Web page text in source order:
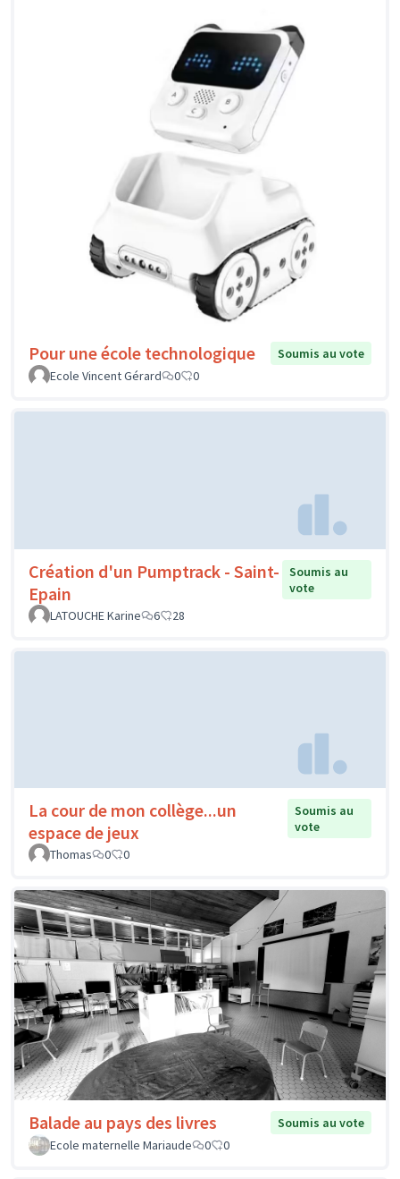
Pour une école technologique
Soumis au vote
Ecole Vincent Gérard
0 0
Création d'un Pumptrack - Saint-
Epain
Soumis au
vote
LATOUCHE Karine
6 28
La cour de mon collège...un
espace de jeux
Soumis au
vote
Thomas
0 0
Balade au pays des livres
Soumis au vote
Ecole maternelle Mariaude
0 0